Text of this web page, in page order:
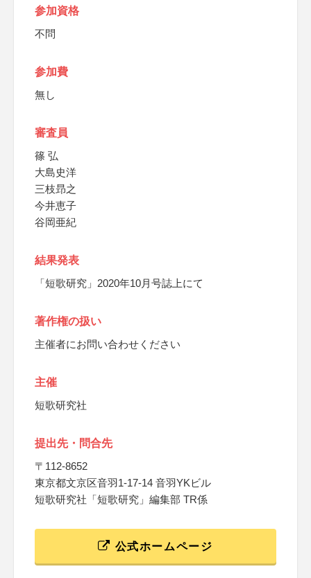
参加資格
不問
参加費
無し
審査員
篠 弘
大島史洋
三枝昻之
今井恵子
谷岡亜紀
結果発表
「短歌研究」2020年10月号誌上にて
著作権の扱い
主催者にお問い合わせください
主催
短歌研究社
提出先・問合先
〒112-8652
東京都文京区音羽1-17-14 音羽YKビル
短歌研究社「短歌研究」編集部 TR係
公式ホームページ